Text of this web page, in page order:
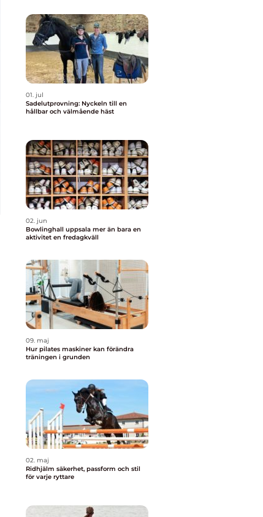
01. jul
Sadelutprovning: Nyckeln till en
hållbar och välmående häst
02. jun
Bowlinghall uppsala mer än bara en
aktivitet en fredagkväll
09. maj
Hur pilates maskiner kan förändra
träningen i grunden
02. maj
Ridhjälm säkerhet, passform och stil
för varje ryttare